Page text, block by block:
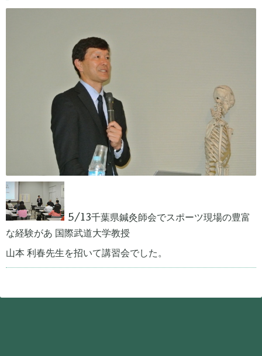
5/13千葉県鍼灸師会でスポーツ現場の豊富
な経験があ 国際武道大学教授
山本 利春先生を招いて講習会でした。